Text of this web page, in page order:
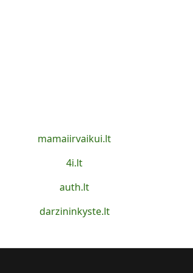
mamaiirvaikui.lt
4i.lt
auth.lt
darzininkyste.lt